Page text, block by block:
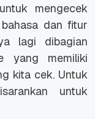
mengecek
dan fitur
lagi dibagian
yang memiliki
kita cek. Untuk
untuk